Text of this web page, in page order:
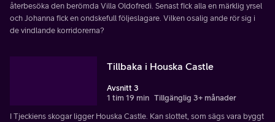
återbesöka den berömda Villa Oldofredi. Senast fick alla en märklig yrsel
och Johanna fick en ondskefull följeslagare. Vilken osalig ande rör sig i
de vindlande korridorerna?
Tillbaka i Houska Castle
Avsnitt 3
1 tim 19 min Tillgänglig 3+ månader
I Tjeckiens skogar ligger Houska Castle. Kan slottet, som sägs vara byggt